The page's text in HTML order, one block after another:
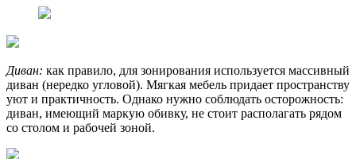
Диван: как правило, для зонирования используется массивный
диван (нередко угловой). Мягкая мебель придает пространству
уют и практичность. Однако нужно соблюдать осторожность:
диван, имеющий маркую обивку, не стоит располагать рядом
со столом и рабочей зоной.